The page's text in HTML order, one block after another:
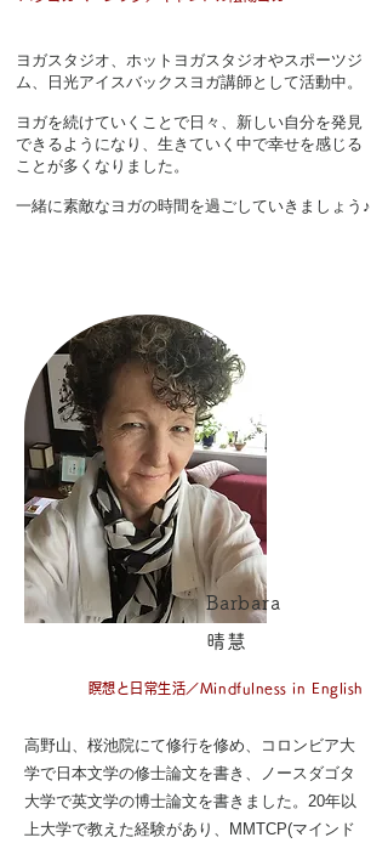
ヨガスタジオ、ホットヨガスタジオやスポーツジ
ム、日光アイスバックスヨガ講師として活動中。
ヨガを続けていくことで日々、新しい自分を発見
できるようになり、生きていく中で幸せを感じる
ことが多くなりました。
一緒に素敵なヨガの時間を過ごしていきましょう♪
Barbara
晴慧
​瞑想と日常生活／Mindfulness in English
高野山、桜池院にて修行を修め、コロンビア大
学で日本文学の修士論文を書き、ノースダゴタ
大学で英文学の博士論文を書きました。20年以
上大学で教えた経験があり、MMTCP(マインド